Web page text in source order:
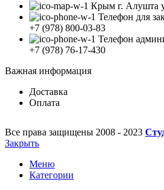
Крым г. Алушта
Телефон для
+7 (978) 800-03-83
Телефон
+7 (978) 76-17-430
Важная информация
Доставка
Оплата
Все права защищены 2008 - 2023
Закрыть
Меню
Категории